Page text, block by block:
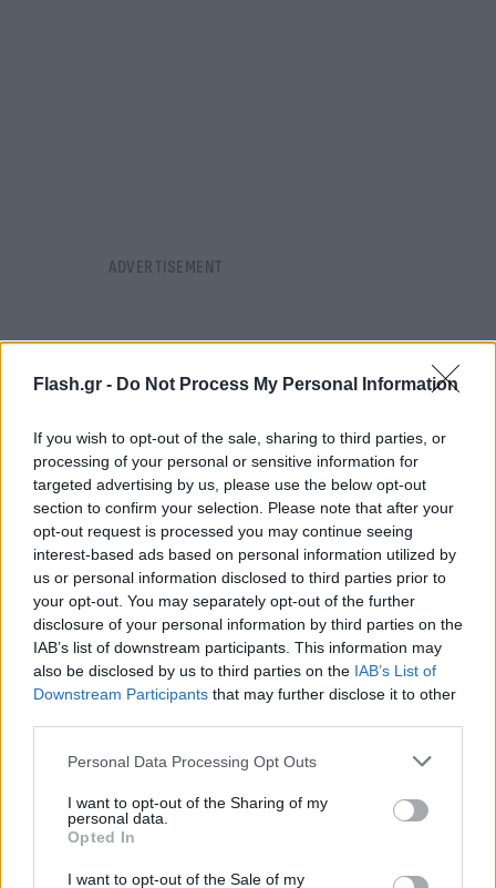
Flash.gr - Do Not Process My Personal Information
If you wish to opt-out of the sale, sharing to third parties, or
processing of your personal or sensitive information for
targeted advertising by us, please use the below opt-out
section to confirm your selection. Please note that after your
opt-out request is processed you may continue seeing
interest-based ads based on personal information utilized by
us or personal information disclosed to third parties prior to
your opt-out. You may separately opt-out of the further
disclosure of your personal information by third parties on the
IAB’s list of downstream participants. This information may
also be disclosed by us to third parties on the IAB’s List of
Downstream Participants that may further disclose it to other
Please note that this website/app uses one or more Google
not limited to your visit or usage behaviour. You may click to
grant or deny consent to Google and its third-party tags to
use your data for below specified purposes in below Google
consent section.
Personal Data Processing Opt Outs
I want to opt-out of the Sharing of my
personal data.
Opted In
I want to opt-out of the Sale of my
FLASH FOCUS